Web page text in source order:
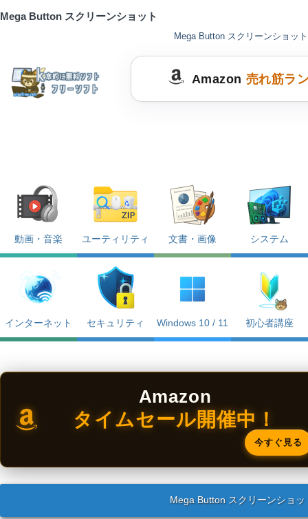
Mega Button スクリーンショット
Mega Button スクリーンショット
Amazon 売れ筋ラ
動画・音楽 ユーティリティ 文書・画像 システム
インターネット セキュリティ Windows 10 / 11 初心者講座
Amazon
タイムセール開催中！
今すぐ見る
Mega Button スクリーンショッ